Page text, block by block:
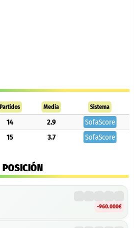
Partidos Media Sistema
14 2.9
SofaScore
15 3.7 SofaScore
POSICIÓN
-960.000€